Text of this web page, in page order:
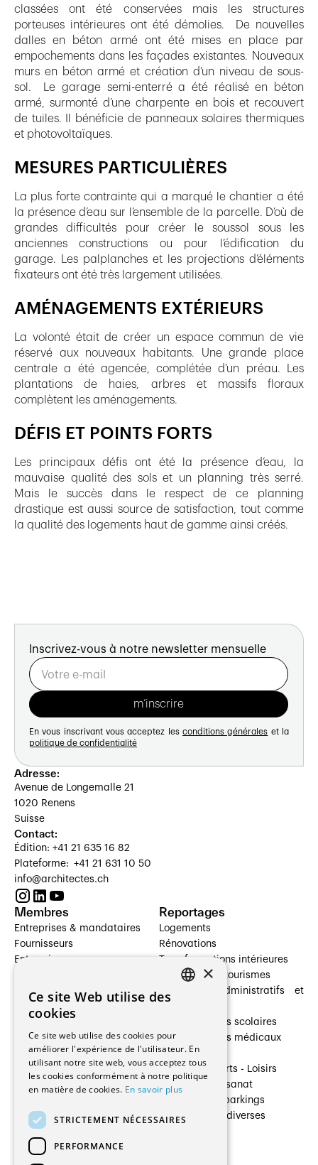
classées ont été conservées mais les structures
porteuses intérieures ont été démolies. De nouvelles
dalles en béton armé ont été mises en place par
empochements dans les façades existantes. Nouveaux
murs en béton armé et création d’un niveau de sous-
sol. Le garage semi-enterré a été réalisé en béton
armé, surmonté d’une charpente en bois et recouvert
de tuiles. Il bénéficie de panneaux solaires thermiques
et photovoltaïques.
MESURES PARTICULIÈRES
La plus forte contrainte qui a marqué le chantier a été
la présence d’eau sur l’ensemble de la parcelle. D’où de
grandes difficultés pour créer le soussol sous les
anciennes constructions ou pour l’édification du
garage. Les palplanches et les projections d’éléments
fixateurs ont été très largement utilisées.
AMÉNAGEMENTS EXTÉRIEURS
La volonté était de créer un espace commun de vie
réservé aux nouveaux habitants. Une grande place
centrale a été agencée, complétée d’un préau. Les
plantations de haies, arbres et massifs floraux
complètent les aménagements.
DÉFIS ET POINTS FORTS
Les principaux défis ont été la présence d’eau, la
mauvaise qualité des sols et un planning très serré.
Mais le succès dans le respect de ce planning
drastique est aussi source de satisfaction, tout comme
la qualité des logements haut de gamme ainsi créés.
Inscrivez-vous à notre newsletter mensuelle
En vous inscrivant vous acceptez les conditions générales et la
politique de confidentialité
Adresse:
Avenue de Longemalle 21
1020 Renens
Suisse
Contact:
Édition: +41 21 635 16 82
Plateforme: +41 21 631 10 50
info@architectes.ch
Membres
Entreprises & mandataires
Fournisseurs
Entreprises
Architectes paysagistes
Architectes d'intérieur
Entreprises générales
Ingénieurs et mandataires
Fabricants / Fournisseurs
Régies immobilières
Gestion PPE
Reportages
Logements
Rénovations
Transformations intérieures
Hôtelleries et tourismes
Bâtiments administratifs et
Établissements scolaires
Établissements médicaux
Villas
Cultures - Sports - Loisirs
Industrie - Artisanat
Transports et parkings
Constructions diverses
×
Ce site Web utilise des
cookies
Ce site web utilise des cookies pour
améliorer l'expérience de l'utilisateur. En
utilisant notre site web, vous acceptez tous
les cookies conformément à notre politique
en matière de cookies. En savoir plus
STRICTEMENT NÉCESSAIRES
PERFORMANCE